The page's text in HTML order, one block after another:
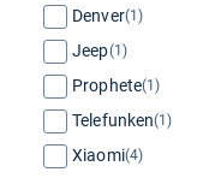
Denver(1)
Jeep(1)
Prophete(1)
Telefunken(1)
Xiaomi(4)